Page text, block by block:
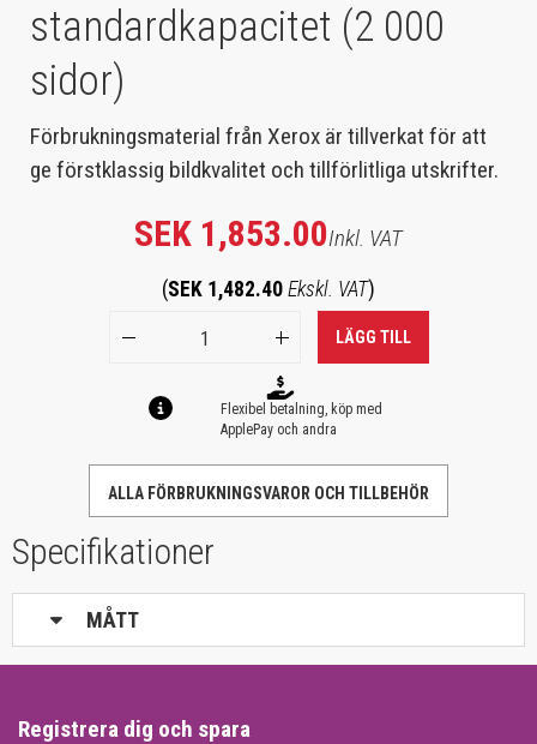
standardkapacitet (2 000
sidor)
Förbrukningsmaterial från Xerox är tillverkat för att
ge förstklassig bildkvalitet och tillförlitliga utskrifter.
SEK 1,853.00Inkl. VAT
(SEK 1,482.40 Ekskl. VAT)
LÄGG TILL
Flexibel betalning, köp med
ApplePay och andra
ALLA FÖRBRUKNINGSVAROR OCH TILLBEHÖR
Specifikationer
MÅTT
Registrera dig och spara